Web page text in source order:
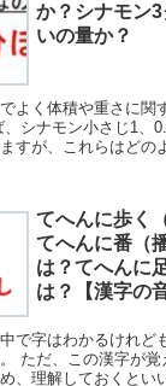
か？シナモン
いの量か？
よく体積や重さに関
シナモン小さじ1、
すが、これらはどの
てへんに歩く
てへんに番（
は？てへんに
は？【漢字の
で字はわかるけれど
ただ、この漢字が
、理解しておくとい